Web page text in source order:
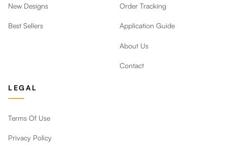
New Designs
Best Sellers
Order Tracking
Application Guide
About Us
Contact
LEGAL
Terms Of Use
Privacy Policy